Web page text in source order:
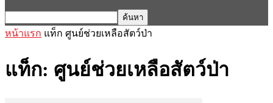
หน้าแรก แท็ก ศูนย์ช่วยเหลือสัตว์ป่า
แท็ก: ศูนย์ช่วยเหลือสัตว์ป่า